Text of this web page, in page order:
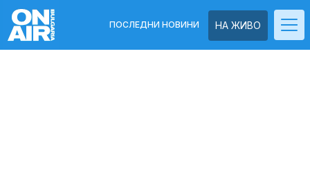
НА ЖИВО
ПОСЛЕДНИ НОВИНИ